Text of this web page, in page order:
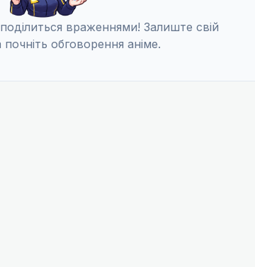
враженнями! Залиште свій
обговорення аніме.